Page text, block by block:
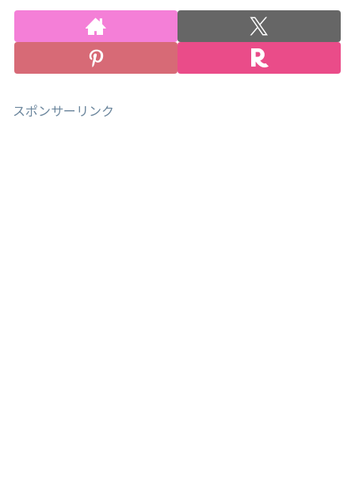
スポンサーリンク